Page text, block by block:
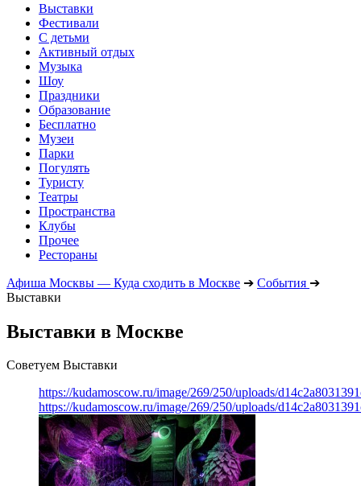
Выставки
Фестивали
С детьми
Активный отдых
Музыка
Шоу
Праздники
Образование
Бесплатно
Музеи
Парки
Погулять
Туристу
Театры
Пространства
Клубы
Прочее
Рестораны
Афиша Москвы — Куда сходить в Москве ➔ События ➔
Выставки
Выставки в Москве
Советуем Выставки
https://kudamoscow.ru/image/269/250/uploads/
https://kudamoscow.ru/image/269/250/uploads/